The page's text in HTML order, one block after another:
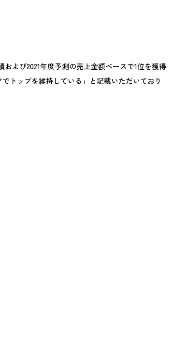
よび2021年度予測の売上金額ベースで1位を獲得
トップを維持している」と記載いただいており